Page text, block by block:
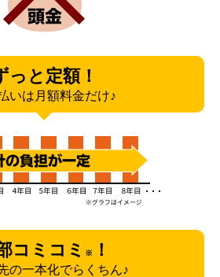
っと定額！
いは月額料金だけ♪
コミコミ ※ ！
の一本化でらくちん♪